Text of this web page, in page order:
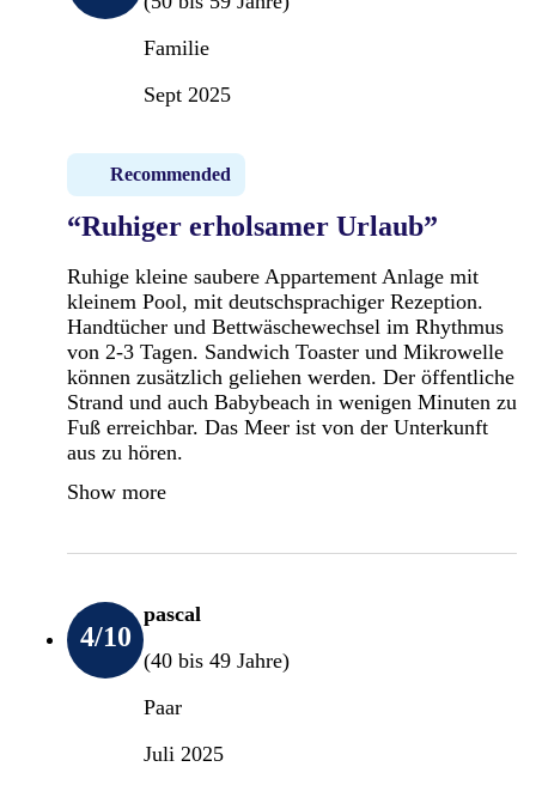
Familie
Sept 2025
Recommended
“Ruhiger erholsamer Urlaub”
Ruhige kleine saubere Appartement Anlage mit
kleinem Pool, mit deutschsprachiger Rezeption.
Handtücher und Bettwäschewechsel im Rhythmus
von 2-3 Tagen. Sandwich Toaster und Mikrowelle
können zusätzlich geliehen werden. Der öffentliche
Strand und auch Babybeach in wenigen Minuten zu
Fuß erreichbar. Das Meer ist von der Unterkunft
aus zu hören.
Show more
4/10
pascal
(40 bis 49 Jahre)
Paar
Juli 2025